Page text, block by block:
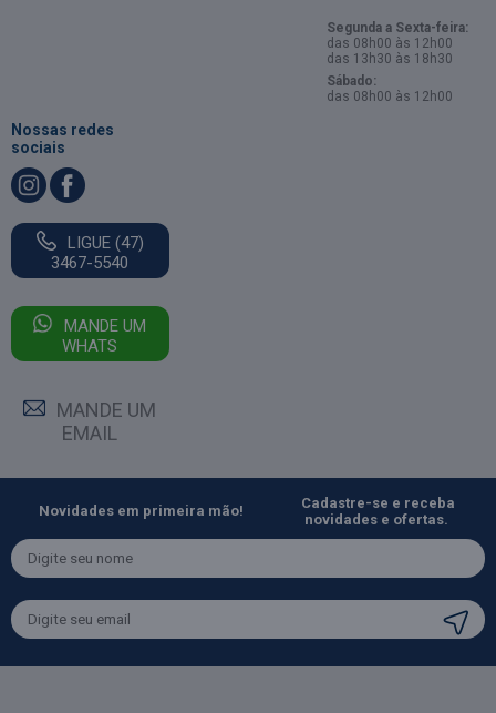
Segunda a Sexta-feira:
das 08h00 às 12h00
das 13h30 às 18h30
Sábado:
das 08h00 às 12h00
Nossas redes
sociais
LIGUE (47)
3467-5540
MANDE UM
WHATS
MANDE UM
EMAIL
Novidades em primeira mão!
Cadastre-se e receba
novidades e ofertas.